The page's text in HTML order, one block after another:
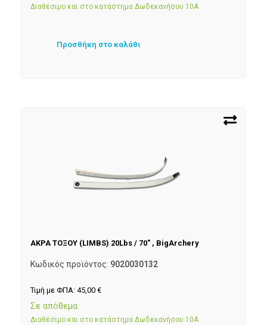
Διαθέσιμο και στο κατάστημα Δωδεκανήσου 10Α
Προσθήκη στο καλάθι
ΑΚΡΑ ΤΟΞΟΥ (LIMBS) 20Lbs / 70″ , BigArchery
Κωδικός προϊόντος: 9020030132
Τιμή με ΦΠΑ: 45,00 €
Σε απόθεμα
Διαθέσιμο και στο κατάστημα Δωδεκανήσου 10Α